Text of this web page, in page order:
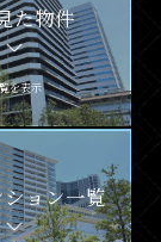
た物件
を表示
ョン一覧